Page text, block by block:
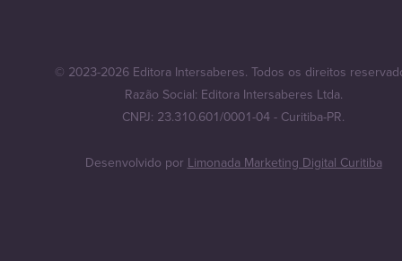
© 2023-2026 Editora Intersaberes. Todos os direitos
Razão Social: Editora Intersaberes Ltda.
CNPJ: 23.310.601/0001-04 - Curitiba-PR.
Desenvolvido por Limonada Marketing Digital Curitiba